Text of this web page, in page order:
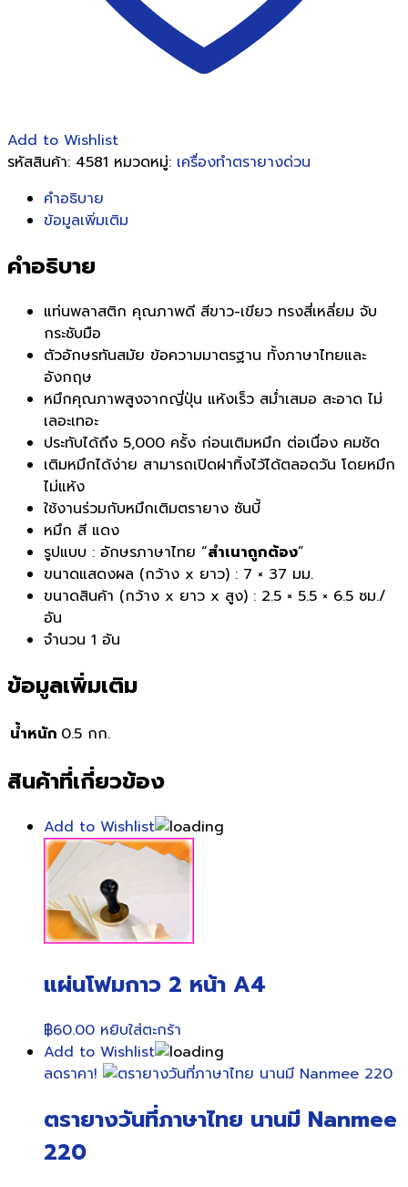
Add to Wishlist
รหัสสินค้า: 4581 หมวดหมู่: เครื่องทำตรายางด่วน
คำอธิบาย
ข้อมูลเพิ่มเติม
คำอธิบาย
แท่นพลาสติก คุณภาพดี สีขาว-เขียว ทรงสี่เหลี่ยม จับ
กระชับมือ
ตัวอักษรทันสมัย ข้อความมาตรฐาน ทั้งภาษาไทยและ
อังกฤษ
หมึกคุณภาพสูงจากญี่ปุ่น แห้งเร็ว สมํ่าเสมอ สะอาด ไม่
เลอะเทอะ
ประทับได้ถึง 5,000 ครั้ง ก่อนเติมหมึก ต่อเนื่อง คมชัด
เติมหมึกได้ง่าย สามารถเปิดฝาทิ้งไว้ได้ตลอดวัน โดยหมึก
ไม่แห้ง
ใช้งานร่วมกับหมึกเติมตรายาง ซันบี้
หมึก สี แดง
รูปแบบ : อักษรภาษาไทย “สำเนาถูกต้อง”
ขนาดแสดงผล (กว้าง x ยาว) : 7 × 37 มม.
ขนาดสินค้า (กว้าง x ยาว x สูง) : 2.5 × 5.5 × 6.5 ซม./
อัน
จำนวน 1 อัน
ข้อมูลเพิ่มเติม
น้ำหนัก 0.5 กก.
สินค้าที่เกี่ยวข้อง
Add to Wishlist
แผ่นโฟมกาว 2 หน้า A4
฿60.00 หยิบใส่ตะกร้า
Add to Wishlist
ลดราคา!
ตรายางวันที่ภาษาไทย นานมี Nanmee
220